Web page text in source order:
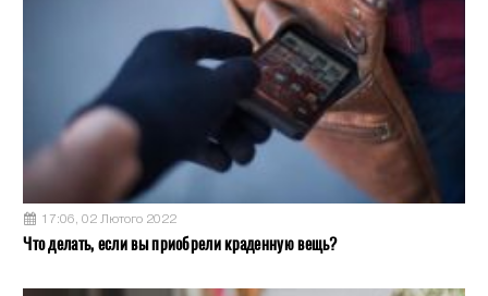
17:06, 02 Лютого 2022
Что делать, если вы приобрели краденную вещь?